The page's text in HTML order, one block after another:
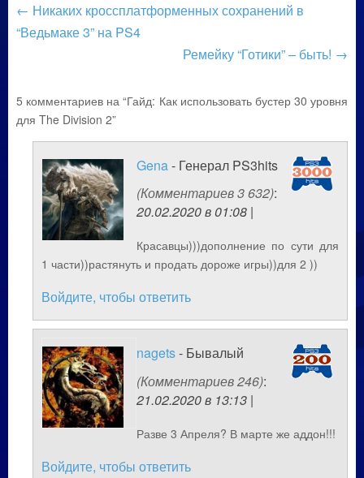
← Никаких кроссплатформенных сохранений в
“Ведьмаке 3” на PS4
Ремейку “Готики” – быть! →
5 комментариев на “Гайд: Как использовать бустер 30 уровня
для The Division 2”
Gena- Генерал PS3hits
(Комментариев 3 632):
20.02.2020 в 01:08 |
Красавцы)))дополнение по сути для
1 части))растянуть и продать дороже игры))для 2 ))
Войдите, чтобы ответить
nagets- Бывалый
(Комментариев 246):
21.02.2020 в 13:13 |
Разве 3 Апреля? В марте же аддон!!!
Войдите, чтобы ответить